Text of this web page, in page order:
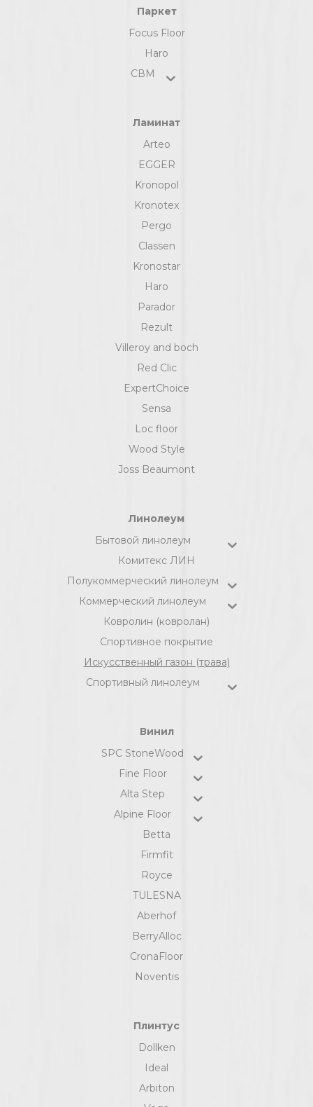
Паркет
Focus Floor
Haro
СВМ
Ламинат
Arteo
EGGER
Kronopol
Kronotex
Pergo
Classen
Kronostar
Haro
Parador
Rezult
Villeroy and boch
Red Clic
ExpertChoice
Sensa
Loc floor
Wood Style
Joss Beaumont
Линолеум
Бытовой линолеум
Комитекс ЛИН
Полукоммерческий линолеум
Коммерческий линолеум
Ковролин (ковролан)
Спортивное покрытие
Искусственный газон (трава)
Спортивный линолеум
Винил
SPC StoneWood
Fine Floor
Alta Step
Alpine Floor
Betta
Firmfit
Royce
TULESNA
Aberhof
BerryAlloc
CronaFloor
Noventis
Плинтус
Dollken
Ideal
Arbiton